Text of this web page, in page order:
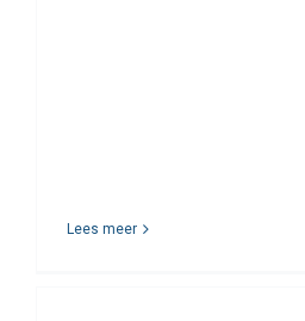
Lees meer